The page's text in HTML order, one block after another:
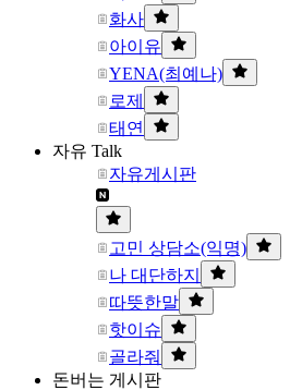
화사
아이유
YENA(최예나)
로제
태연
자유 Talk
자유게시판
고민 상담소(익명)
나 대단하지
따뜻한말
핫이슈
골라줘
돈버는 게시판